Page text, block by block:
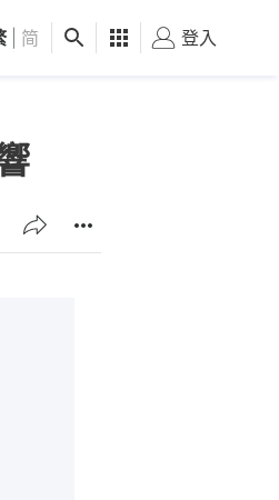
點 健康 好食玩飛
简 登入